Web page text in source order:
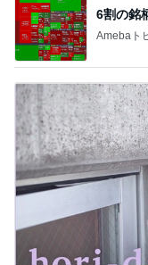
6割の銘
Amebaト